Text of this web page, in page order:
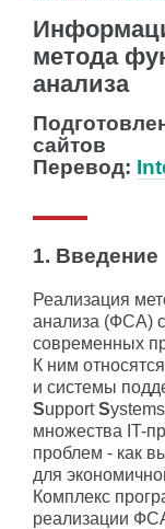
метода
анализа
сайтов
Перевод:
1. Введение
Реализация
анализа (ФСА)
современных
К ним
и системы
SupportS
множества IT-
проблем - как
для
Комплекс
реализации